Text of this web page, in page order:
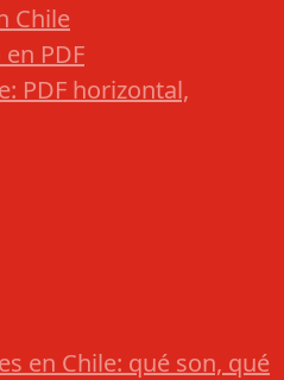
Chile
PDF
PDF horizontal,
en Chile: qué son, qué